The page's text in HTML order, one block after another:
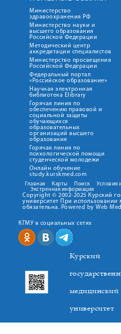
Министерство
здравоохранения РФ
Министерство науки и
высшего образования
Российской Федерации
Методический центр
аккредитации специалистов
Министерство просвещения
Российской Федерации
Федеральный портал
«Российское образование»
Научная электронная
библиотека Elibrary
Горячая линия по
обеспечению правовой и
социальной защиты
обучающихся
образовательных
организаций высшего
образования
Горячая линия по
психологической помощи
студенческой молодежи
Онлайн обучение
study.kurskmed.com
Главная Карты Поиск
Условия
Экстренная информация
Copyright © 2002-2025 Курский
университет При использовании
обязательна. Powered by Web
КГМУ в социальных сетях
Курский
медицинский
университет